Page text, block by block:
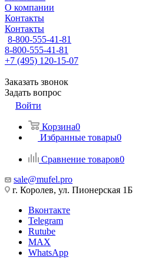
О компании
Контакты
Контакты
8-800-555-41-81
8-800-555-41-81
+7 (495) 120-15-07
Заказать звонок
Задать вопрос
Войти
Корзина0
Избранные товары0
Сравнение товаров0
sale@mufel.pro
г. Королев, ул. Пионерская 1Б
Вконтакте
Telegram
Rutube
MAX
WhatsApp